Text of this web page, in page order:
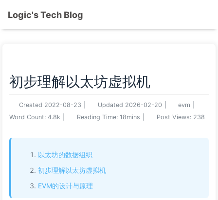
Logic's Tech Blog
初步理解以太坊虚拟机
Created 2022-08-23 Updated 2026-02-20 evm
Word Count: 4.8k Reading Time: 18mins Post Views: 238
以太坊的数据组织
初步理解以太坊虚拟机
EVM的设计与原理